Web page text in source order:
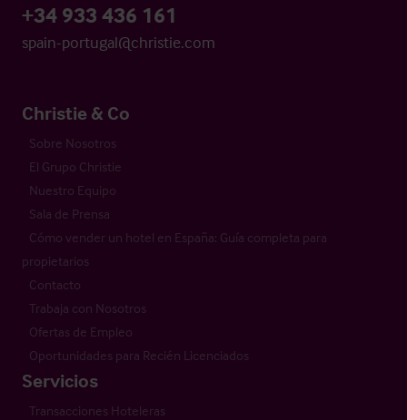
+34 933 436 161
spain-portugal@christie.com
Christie & Co
Sobre Nosotros
El Grupo Christie
Nuestro Equipo
Sala de Prensa
Cómo vender un hotel en España: Guía completa para
propietarios
Contacto
Trabaja con Nosotros
Ofertas de Empleo
Oportunidades para Recién Licenciados
Servicios
Transacciones Hoteleras